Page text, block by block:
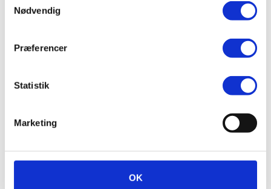
Nødvendig
Præferencer
Statistik
Marketing
OK
Tiggerklostre
Fattigdom står som samlende overskrift for de to
Bevægelserne opstod i begyndelsen af 1200-tallet, men
skønt store lighedspunkter, de levede begge af almisser
dog ikke tiggeri, der skabte midlerne til de store kloster i
byerne. Disse blev erhvervet gennem de donationer, som
velgørerne læst sjælemesser for sig på deres dødsdag,
og nogle købte sig til en begravelse på klosterets